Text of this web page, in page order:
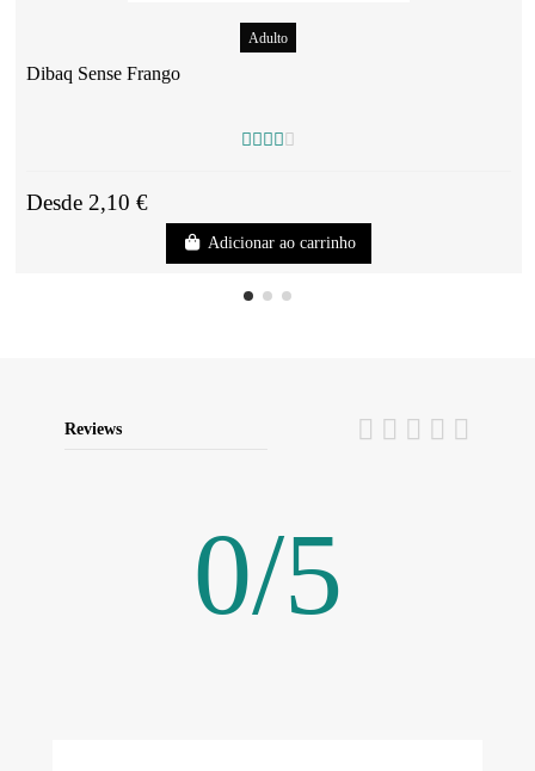
Adulto
Dibaq Sense Frango
Desde 2,10 €
Adicionar ao carrinho
Reviews
0/5